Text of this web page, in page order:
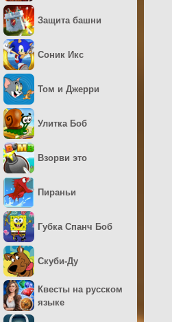
Защита башни
Соник Икс
Том и Джерри
Улитка Боб
Взорви это
Пираньи
Губка Спанч Боб
Скуби-Ду
Квесты на русском
языке